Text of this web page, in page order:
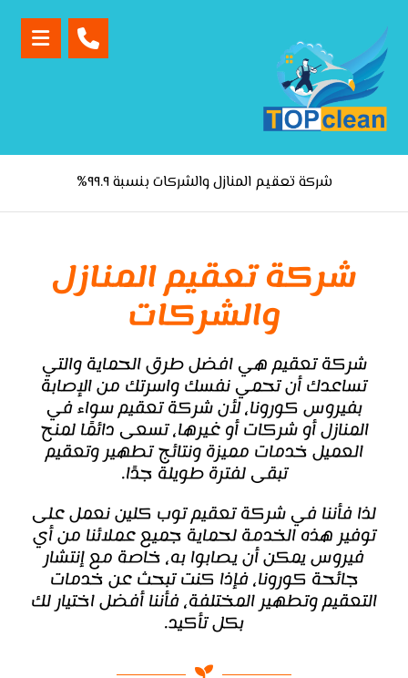
شركة تعقيم المنازل والشركات بنسبة ٩٩.٩%
شركة تعقيم المنازل
والشركات
شركة تعقيمهي افضل طرق الحماية والتي
تساعدك أن تحمي نفسك واسرتك من الإصابة
بفيروس كورونا، لأن شركة تعقيم سواء في
المنازل أو شركات أو غيرها، تسعى دائمًا لمنح
العميل خدمات مميزة ونتائج تطهير وتعقيم
تبقى لفترة طويلة جدًا.
لذا فأننا فيشركة تعقيمتوب كلين نعمل على
توفير هذه الخدمة لحماية جميع عملائنا من أي
فيروس يمكن أن يصابوا به، خاصة مع إنتشار
جائحة كورونا، فإذا كنت تبحث عن خدمات
التعقيم وتطهير المختلفة، فأننا أفضل اختيار لك
بكل تأكيد.